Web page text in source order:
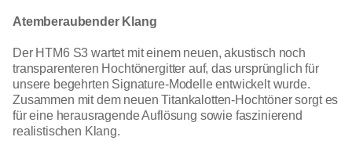
Atemberaubender Klang
Der HTM6 S3 wartet mit einem neuen, akustisch noch
transparenteren Hochtönergitter auf, das ursprünglich für
unsere begehrten Signature-Modelle entwickelt wurde.
Zusammen mit dem neuen Titankalotten-Hochtöner sorgt es
für eine herausragende Auflösung sowie faszinierend
realistischen Klang.